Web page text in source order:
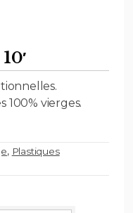
100% vierges.
, Plastiques